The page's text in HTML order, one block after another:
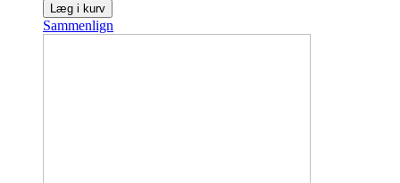
Læg i kurv
Sammenlign